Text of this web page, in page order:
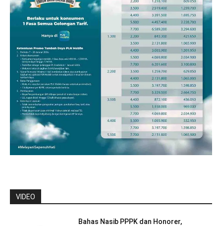
VIDEO
Bahas Nasib PPPK dan Honorer,